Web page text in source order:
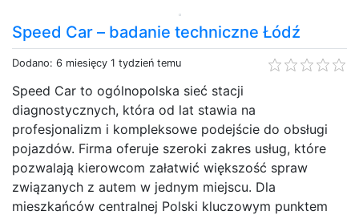
Speed Car – badanie techniczne Łódź
Dodano: 6 miesięcy 1 tydzień temu
Speed Car to ogólnopolska sieć stacji
diagnostycznych, która od lat stawia na
profesjonalizm i kompleksowe podejście do obsługi
pojazdów. Firma oferuje szeroki zakres usług, które
pozwalają kierowcom załatwić większość spraw
związanych z autem w jednym miejscu. Dla
mieszkańców centralnej Polski kluczowym punktem